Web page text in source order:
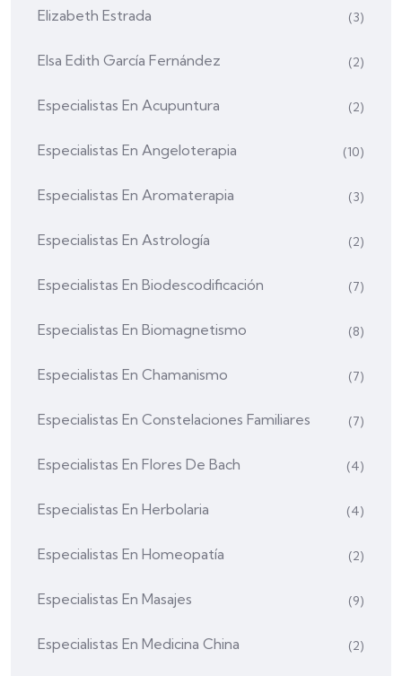
Elizabeth Estrada (3)
Elsa Edith García Fernández (2)
Especialistas En Acupuntura (2)
Especialistas En Angeloterapia (10)
Especialistas En Aromaterapia (3)
Especialistas En Astrología (2)
Especialistas En Biodescodificación (7)
Especialistas En Biomagnetismo (8)
Especialistas En Chamanismo (7)
Especialistas En Constelaciones Familiares (7)
Especialistas En Flores De Bach (4)
Especialistas En Herbolaria (4)
Especialistas En Homeopatía (2)
Especialistas En Masajes (9)
Especialistas En Medicina China (2)